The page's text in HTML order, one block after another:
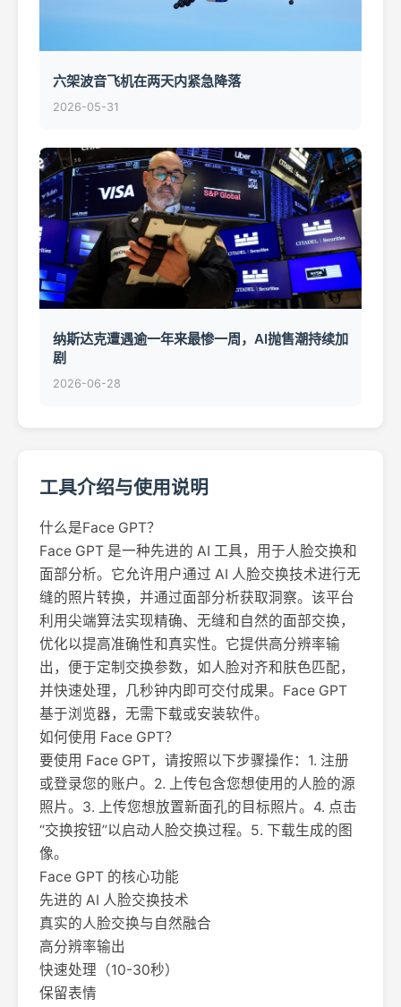
六架波音飞机在两天内紧急降落
2026-05-31
纳斯达克遭遇逾一年来最惨一周，AI抛售潮持续加
剧
2026-06-28
工具介绍与使用说明
什么是Face GPT？
Face GPT 是一种先进的 AI 工具，用于人脸交换和
面部分析。它允许用户通过 AI 人脸交换技术进行无
缝的照片转换，并通过面部分析获取洞察。该平台
利用尖端算法实现精确、无缝和自然的面部交换，
优化以提高准确性和真实性。它提供高分辨率输
出，便于定制交换参数，如人脸对齐和肤色匹配，
并快速处理，几秒钟内即可交付成果。Face GPT
基于浏览器，无需下载或安装软件。
如何使用 Face GPT？
要使用 Face GPT，请按照以下步骤操作：1. 注册
或登录您的账户。2. 上传包含您想使用的人脸的源
照片。3. 上传您想放置新面孔的目标照片。4. 点击
“交换按钮”以启动人脸交换过程。5. 下载生成的图
像。
Face GPT 的核心功能
先进的 AI 人脸交换技术
真实的人脸交换与自然融合
高分辨率输出
快速处理（10-30秒）
保留表情